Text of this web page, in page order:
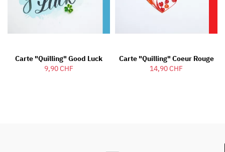
Carte "Quilling" Good Luck
9,90 CHF
Carte "Quilling" Coeur Rouge
14,90 CHF